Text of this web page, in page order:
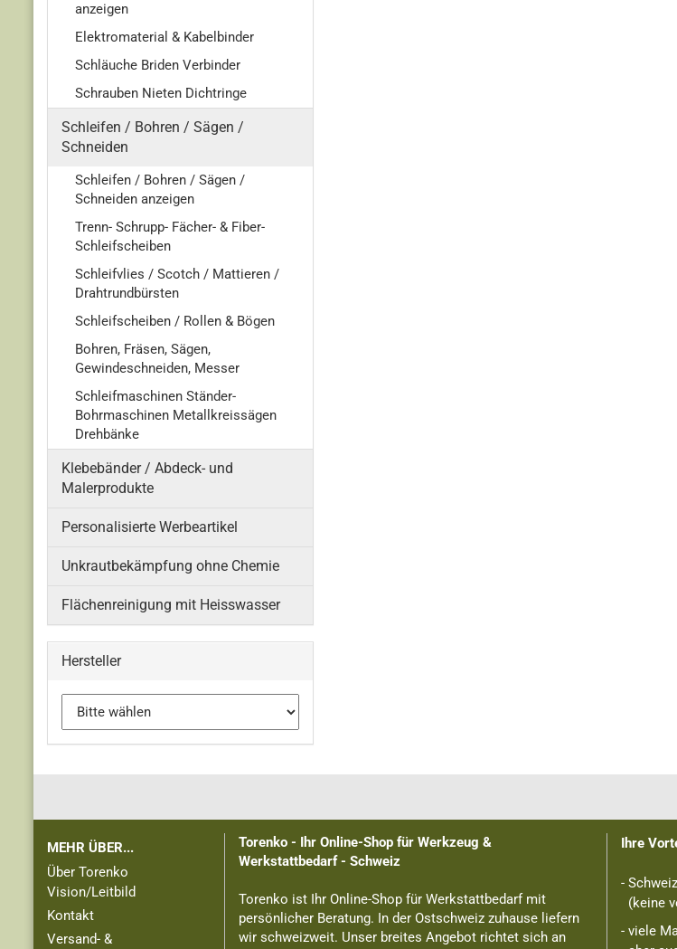
anzeigen
Elektromaterial & Kabelbinder
Schläuche Briden Verbinder
Schrauben Nieten Dichtringe
Schleifen / Bohren / Sägen /
Schneiden
Schleifen / Bohren / Sägen /
Schneiden anzeigen
Trenn- Schrupp- Fächer- & Fiber-
Schleifscheiben
Schleifvlies / Scotch / Mattieren /
Drahtrundbürsten
Schleifscheiben / Rollen & Bögen
Bohren, Fräsen, Sägen,
Gewindeschneiden, Messer
Schleifmaschinen Ständer-
Bohrmaschinen Metallkreissägen
Drehbänke
Klebebänder / Abdeck- und
Malerprodukte
Personalisierte Werbeartikel
Unkrautbekämpfung ohne Chemie
Flächenreinigung mit Heisswasser
Hersteller
MEHR ÜBER...
Über Torenko
Vision/Leitbild
Kontakt
Versand- &
Torenko - Ihr Online-Shop für Werkzeug &
Werkstattbedarf - Schweiz
Torenko ist Ihr Online-Shop für Werkstattbedarf mit
persönlicher Beratung. In der Ostschweiz zuhause liefern
wir schweizweit. Unser breites Angebot richtet sich an
Ihre
-
(keine
- viele